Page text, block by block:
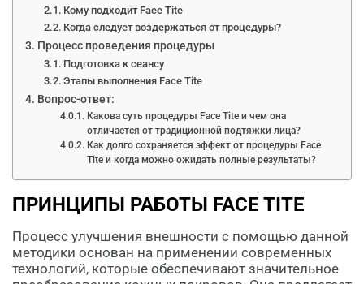
Кому подходит Face Tite
Когда следует воздержаться от процедуры?
Процесс проведения процедуры
Подготовка к сеансу
Этапы выполнения Face Tite
Вопрос-ответ:
Какова суть процедуры Face Tite и чем она
отличается от традиционной подтяжки лица?
Как долго сохраняется эффект от процедуры Face
Tite и когда можно ожидать полные результаты?
ПРИНЦИПЫ РАБОТЫ FACE TITE
Процесс улучшения внешности с помощью данной
методики основан на применении современных
технологий, которые обеспечивают значительное